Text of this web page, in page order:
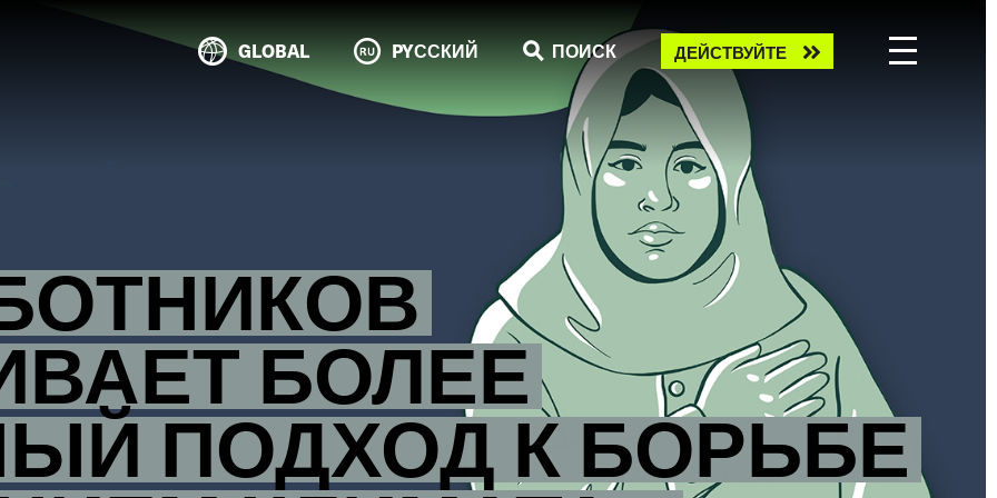
БОЛЕЕ
ПОДХОД К БОРЬБЕ
GLOBAL PYССКИЙ ПОИСК
Take
action
ДЕЙСТВУЙТЕ